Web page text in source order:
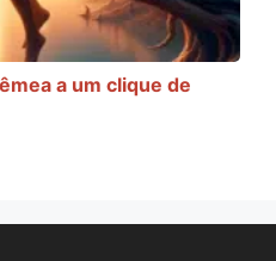
a um clique de